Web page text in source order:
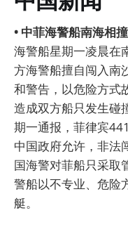
• 中菲海警船南海相
海警船星期一凌晨在
方海警船擅自闯入南
和警告，以危险方式
造成双方船只发生碰
期一通报，菲律宾
中国政府允许，非法
国海警对菲船只采取
警船以不专业、危险
艇。